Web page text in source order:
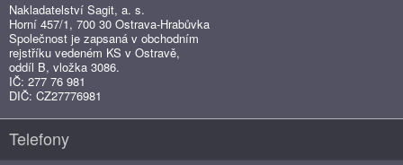
Nakladatelství Sagit, a. s.
Horní 457/1, 700 30 Ostrava-Hrabůvka
Společnost je zapsaná v obchodním
rejstříku vedeném KS v Ostravě,
oddíl B, vložka 3086.
IČ: 277 76 981
DIČ: CZ27776981
Telefony